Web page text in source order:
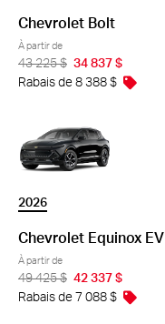
Chevrolet Bolt
À partir de
43 225 $ 34 837 $
Rabais de 8 388 $
2026
Chevrolet Equinox EV
À partir de
49 425 $ 42 337 $
Rabais de 7 088 $